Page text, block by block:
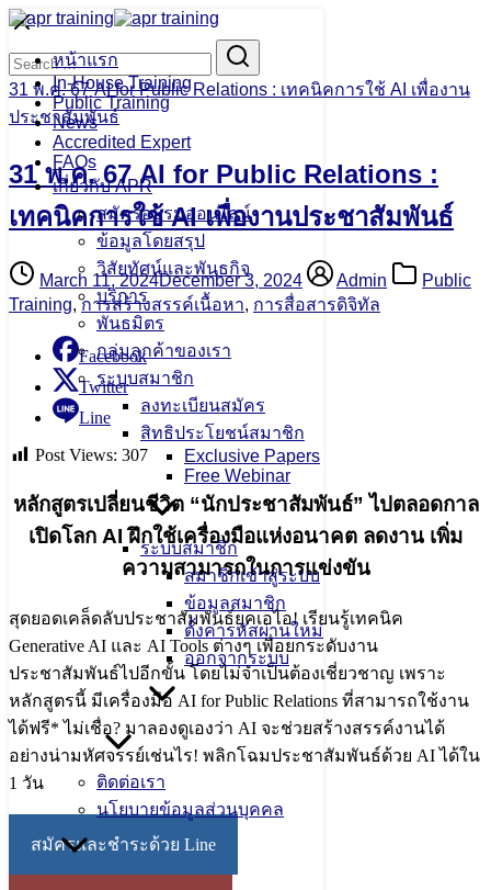
Skip
contentหน้าแรก
In-House Training
Public Training
News
Accredited Expert
FAQs
เกี่ยวกับ APR
สมัครอบรมออนไลน์
ข้อมูลโดยสรุป
วิสัยทัศน์และพันธกิจ
บริการ
พันธมิตร
กลุ่มลูกค้าของเรา
ระบบสมาชิก
ลงทะเบียนสมัคร
สิทธิประโยชน์สมาชิก
Exclusive Papers
Free Webinar
ระบบสมาชิก
สมาชิกเข้าสู่ระบบ
ข้อมูลสมาชิก
ตั้งค่ารหัสผ่านใหม่
ออกจากระบบ
ติดต่อเรา
นโยบายข้อมูลส่วนบุคคล
for:
31 พ.ค. 67 AI for Public Relations : เทคนิคการใช้ AI เพื่องาน
ประชาสัมพันธ์
31 พ.ค. 67 AI for Public Relations :
เทคนิคการใช้ AI เพื่องานประชาสัมพันธ์
March 11, 2024December 3, 2024 Admin
Public
Training,การสร้างสรรค์เนื้อหา, การสื่อสารดิจิทัล
Facebook
Twitter
Line
Post Views: 307
หลักสูตรเปลี่ยนชีวิต “นักประชาสัมพันธ์” ไปตลอดกาล
เปิดโลก AI ฝึกใช้เครื่องมือแห่งอนาคต ลดงาน เพิ่ม
ความสามารถในการแข่งขัน
สุดยอดเคล็ดลับประชาสัมพันธ์ยุคเอไอ! เรียนรู้เทคนิค
Generative AI และ AI Tools ต่างๆ เพื่อยกระดับงาน
ประชาสัมพันธ์ไปอีกขั้น โดยไม่จำเป็นต้องเชี่ยวชาญ เพราะ
หลักสูตรนี้ มีเครื่องมือ AI for Public Relations ที่สามารถใช้งาน
ได้ฟรี* ไม่เชื่อ? มาลองดูเองว่า AI จะช่วยสร้างสรรค์งานได้
อย่างน่ามหัศจรรย์เช่นไร! พลิกโฉมประชาสัมพันธ์ด้วย AI ได้ใน
1 วัน
สมัครและชำระด้วย Line